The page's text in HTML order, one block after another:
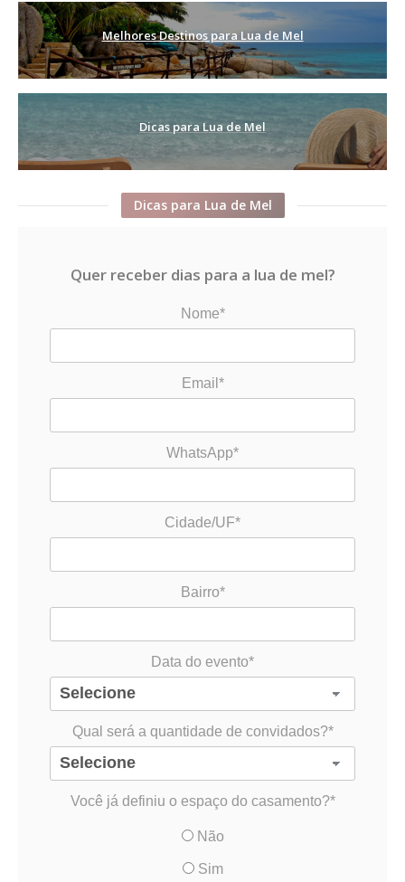
Melhores Destinos para Lua de Mel
Dicas para Lua de Mel
Dicas para Lua de Mel
Quer receber dias para a lua de mel?
Nome*
Email*
WhatsApp*
Cidade/UF*
Bairro*
Data do evento*
Qual será a quantidade de convidados?*
Você já definiu o espaço do casamento?*
Não
Sim